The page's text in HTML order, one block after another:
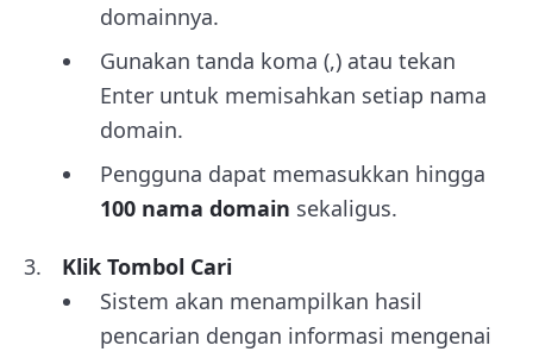
domainnya.
Gunakan tanda koma (,) atau tekan
Enter untuk memisahkan setiap nama
domain.
Pengguna dapat memasukkan hingga
100 nama domain sekaligus.
Klik Tombol Cari
Sistem akan menampilkan hasil
pencarian dengan informasi mengenai